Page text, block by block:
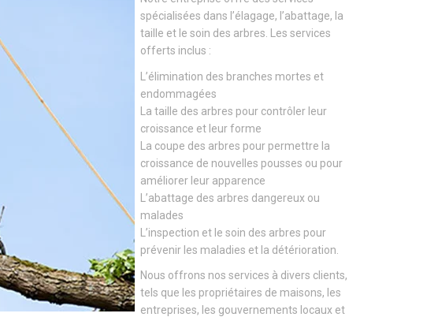
spécialisées dans l’élagage, l’abattage, la
taille et le soin des arbres. Les services
offerts inclus :
L’élimination des branches mortes et
endommagées
La taille des arbres pour contrôler leur
croissance et leur forme
La coupe des arbres pour permettre la
croissance de nouvelles pousses ou pour
améliorer leur apparence
L’abattage des arbres dangereux ou
malades
L’inspection et le soin des arbres pour
prévenir les maladies et la détérioration.
Nous offrons nos services à divers clients,
tels que les propriétaires de maisons, les
entreprises, les gouvernements locaux et